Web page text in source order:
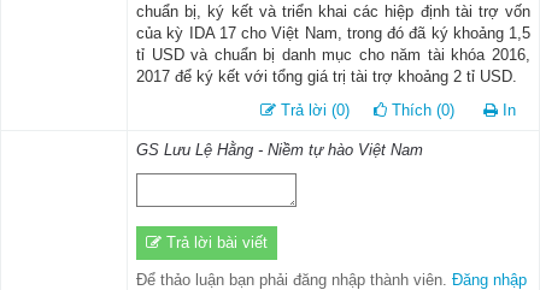
chuẩn bị, ký kết và triển khai các hiệp định tài trợ vốn
của kỳ IDA 17 cho Việt Nam, trong đó đã ký khoảng 1,5
tỉ USD và chuẩn bị danh mục cho năm tài khóa 2016,
2017 để ký kết với tổng giá trị tài trợ khoảng 2 tỉ USD.
Trả lời (0)
Thích (0) In
GS Lưu Lệ Hằng - Niềm tự hào Việt Nam
Trả lời bài viết
Để thảo luận bạn phải đăng nhập thành viên. Đăng nhập